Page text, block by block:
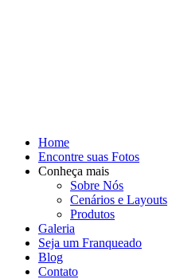
Home
Encontre suas Fotos
Conheça mais
Sobre Nós
Cenários e Layouts
Produtos
Galeria
Seja um Franqueado
Blog
Contato